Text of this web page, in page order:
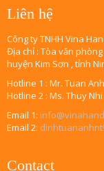
Liên hệ
Công ty TNHH Vina
Địa chỉ : Tòa văn
huyện Kim Sơn , tỉnh
Hotline 1 : Mr. Tuan Anh
Hotline 2 : Ms. Thuy Nhi
Email 1:
Email 2:
Contact